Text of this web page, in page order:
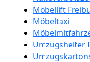
Möbellift
Möbeltaxi
Umzugshelfer